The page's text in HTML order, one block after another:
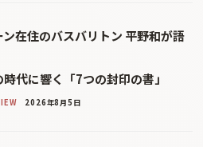
ン在住のバスバリトン 平野和が語
代に響く「7つの封印の書」
2026年8月5日